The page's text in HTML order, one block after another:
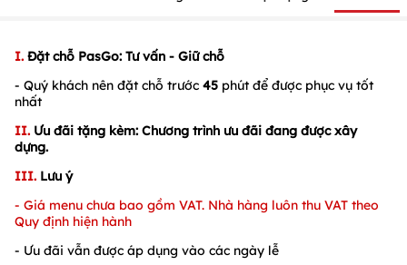
I. Đặt chỗ PasGo: Tư vấn - Giữ chỗ
- Quý khách nên đặt chỗ trước 45 phút để được phục vụ tốt
nhất
II. Ưu đãi tặng kèm: Chương trình ưu đãi đang được xây
dựng.
III. Lưu ý
- Giá menu chưa bao gồm VAT. Nhà hàng luôn thu VAT theo
Quy định hiện hành
- Ưu đãi vẫn được áp dụng vào các ngày lễ